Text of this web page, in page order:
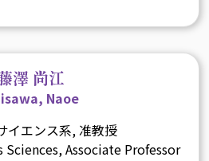
澤 尚江
Naoe
イエンス系, 准教授
Associate Professor